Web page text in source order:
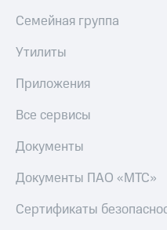
Семейная группа
Утилиты
Приложения
Все сервисы
Документы
Документы ПАО «МТС»
Сертификаты